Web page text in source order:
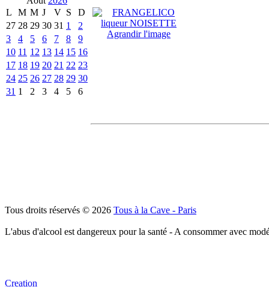
L
M M J V S
D
27 28 29 30 31 1
2
3
4 5 6 7 8
9
10 11 12 13 14 15 16
17 18 19 20 21 22 23
24 25 26 27 28 29 30
31 1 2 3 4 5 6
Agrandir l'image
Tous droits réservés © 2026 Tous à la Cave - Paris
L'abus d'alcool est dangereux pour la santé - A consommer avec
Creation